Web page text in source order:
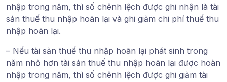
nhập trong năm, thì số chênh lệch được ghi nhận là tài
sản thuế thu nhập hoãn lại và ghi giảm chi phí thuế thu
nhập hoãn lại.
– Nếu tài sản thuế thu nhập hoãn lại phát sinh trong
năm nhỏ hơn tài sản thuế thu nhập hoãn lại được hoàn
nhập trong năm, thì số chênh lệch được ghi giảm tài